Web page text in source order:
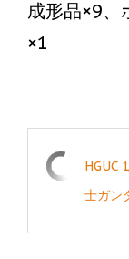
成形品×9、
×1
HGUC
士ガン